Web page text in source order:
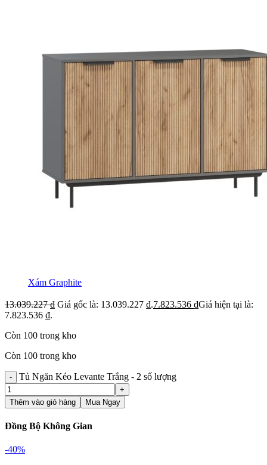
Xám Graphite
13.039.227₫ Giá gốc là: 13.039.227 ₫.7.823.536 ₫Giá hiện tại là:
7.823.536 ₫.
Còn 100 trong kho
Còn 100 trong kho
Tủ Ngăn Kéo Levante Trắng - 2 số lượng
Thêm vào giỏ hàng Mua Ngay
Đồng Bộ Không Gian
-40%